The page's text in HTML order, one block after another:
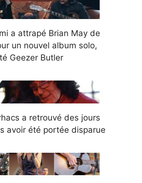
a attrapé Brian May de
un nouvel album solo,
Geezer Butler
a retrouvé des jours
avoir été portée disparue